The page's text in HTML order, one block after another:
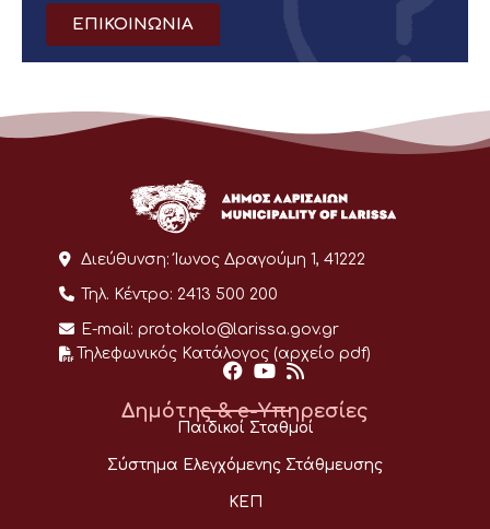
ΕΠΙΚΟΙΝΩΝΙΑ
Διεύθυνση: Ίωνος Δραγούμη 1, 41222
Τηλ. Κέντρο: 2413 500 200
E-mail: protokolo@larissa.gov.gr
Τηλεφωνικός Κατάλογος (αρχείο pdf)
Δημότης & e-Υπηρεσίες
Παιδικοί Σταθμοί
Σύστημα Ελεγχόμενης Στάθμευσης
ΚΕΠ